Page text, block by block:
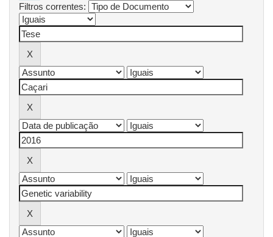
Filtros correntes: